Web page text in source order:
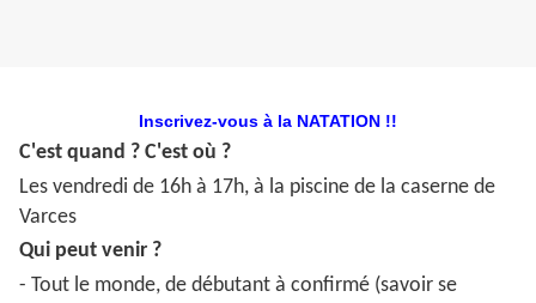
Inscrivez-vous à la NATATION !!
C'est quand ? C'est où ?
Les vendredi de 16h à 17h, à la piscine de la caserne de
Varces
Qui peut venir ?
- Tout le monde, de débutant à confirmé (savoir se